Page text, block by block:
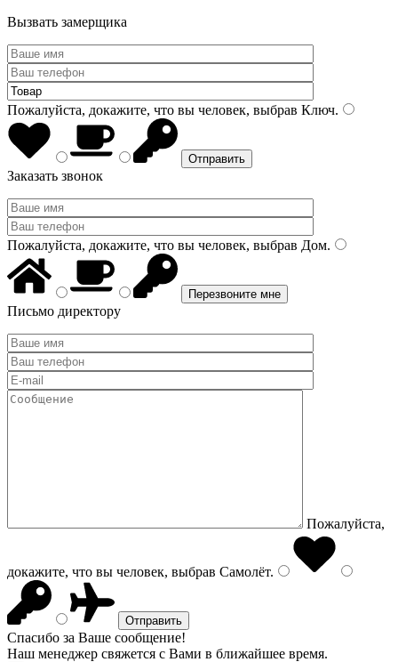
Вызвать замерщика
Пожалуйста, докажите, что вы человек, выбрав Ключ.
Заказать звонок
Пожалуйста, докажите, что вы человек, выбрав Дом.
Письмо директору
Пожалуйста,
докажите, что вы человек, выбрав Самолёт.
Спасибо за Ваше сообщение!
Наш менеджер свяжется с Вами в ближайшее время.